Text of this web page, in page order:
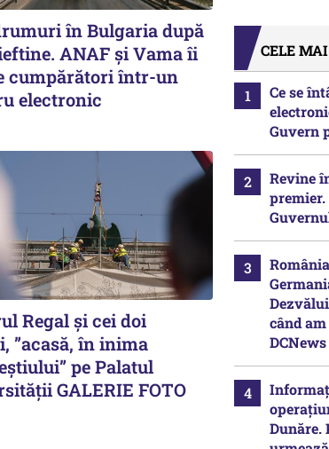
în Bulgaria după
ANAF și Vama îi
cumpărători într-un
electronic
Regal și cei doi
”acasă, în inima
pe Palatul
GALERIE FOTO
CELE
Ce se
Guvern
Revine
premier.
când
Dunăre.